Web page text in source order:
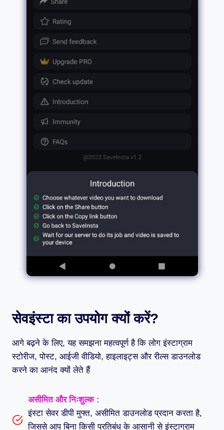
सेवइंस्टा का उपयोग क्यों करें?
आगे बढ़ने के लिए, यह समझना महत्वपूर्ण है कि लोग इंस्टाग्राम
स्टोरीज, पोस्ट, आईजी वीडियो, हाइलाइट्स और रील्स डाउनलोड
करने का आनंद क्यों लेते हैं
असीमित और निःशुल्क :
इंस्टा सेवर डीपी मुफ्त, असीमित डाउनलोड प्रदान करता है,
जिससे आप बिना किसी प्रतिबंध के आसानी से इंस्टाग्राम